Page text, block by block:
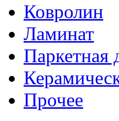
Ковролин
Ламинат
Паркетная
Прочее